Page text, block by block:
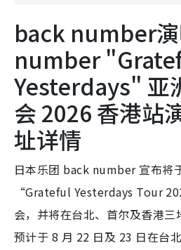
back number
number
Yesterdays" 亚
会 2026 香港站
址详情
日本乐团 back number 宣布将
“Grateful Yesterdays Tour
会，并将在台北、首尔及香港
预计于 8 月 22 日及 23 日在台